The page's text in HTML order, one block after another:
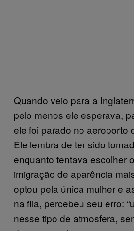
Quando veio para a
pelo menos ele esperava,
ele foi parado no aeroporto
Ele lembra de ter sido
enquanto tentava escolher
imigração de aparência
optou pela única mulher e
na fila, percebeu seu erro:
nesse tipo de atmosfera,